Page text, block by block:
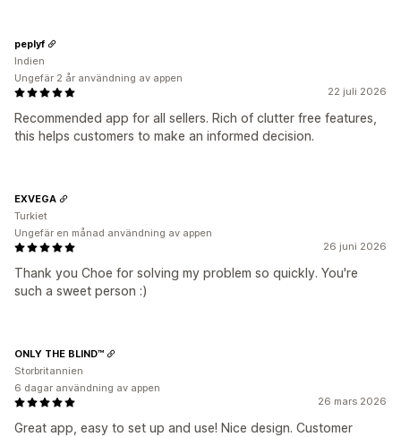
22 juli 2026
Recommended app for all sellers. Rich of clutter free features,
this helps customers to make an informed decision.
peplyf
Indien
Ungefär 2 år användning av appen
26 juni 2026
Thank you Choe for solving my problem so quickly. You're
such a sweet person :)
EXVEGA
Turkiet
Ungefär en månad användning av appen
26 mars 2026
Great app, easy to set up and use! Nice design. Customer
ONLY THE BLIND™
Storbritannien
6 dagar användning av appen